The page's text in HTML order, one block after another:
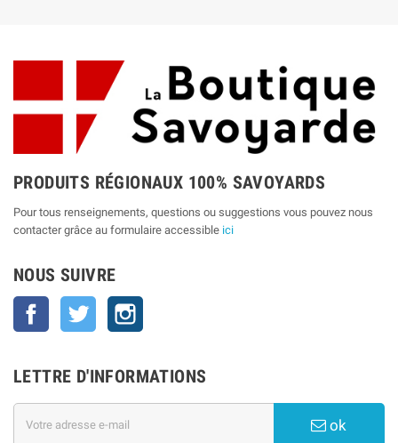
PRODUITS RÉGIONAUX 100% SAVOYARDS
Pour tous renseignements, questions ou suggestions vous pouvez nous
contacter grâce au formulaire accessible ici
NOUS SUIVRE
Facebook Twitter
LETTRE D'INFORMATIONS
ok